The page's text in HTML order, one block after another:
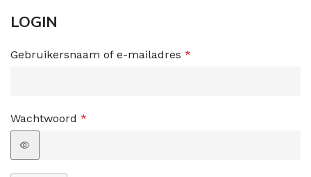
LOGIN
Gebruikersnaam of e-mailadres *
Wachtwoord *